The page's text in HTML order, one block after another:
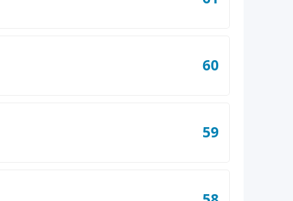
60
59